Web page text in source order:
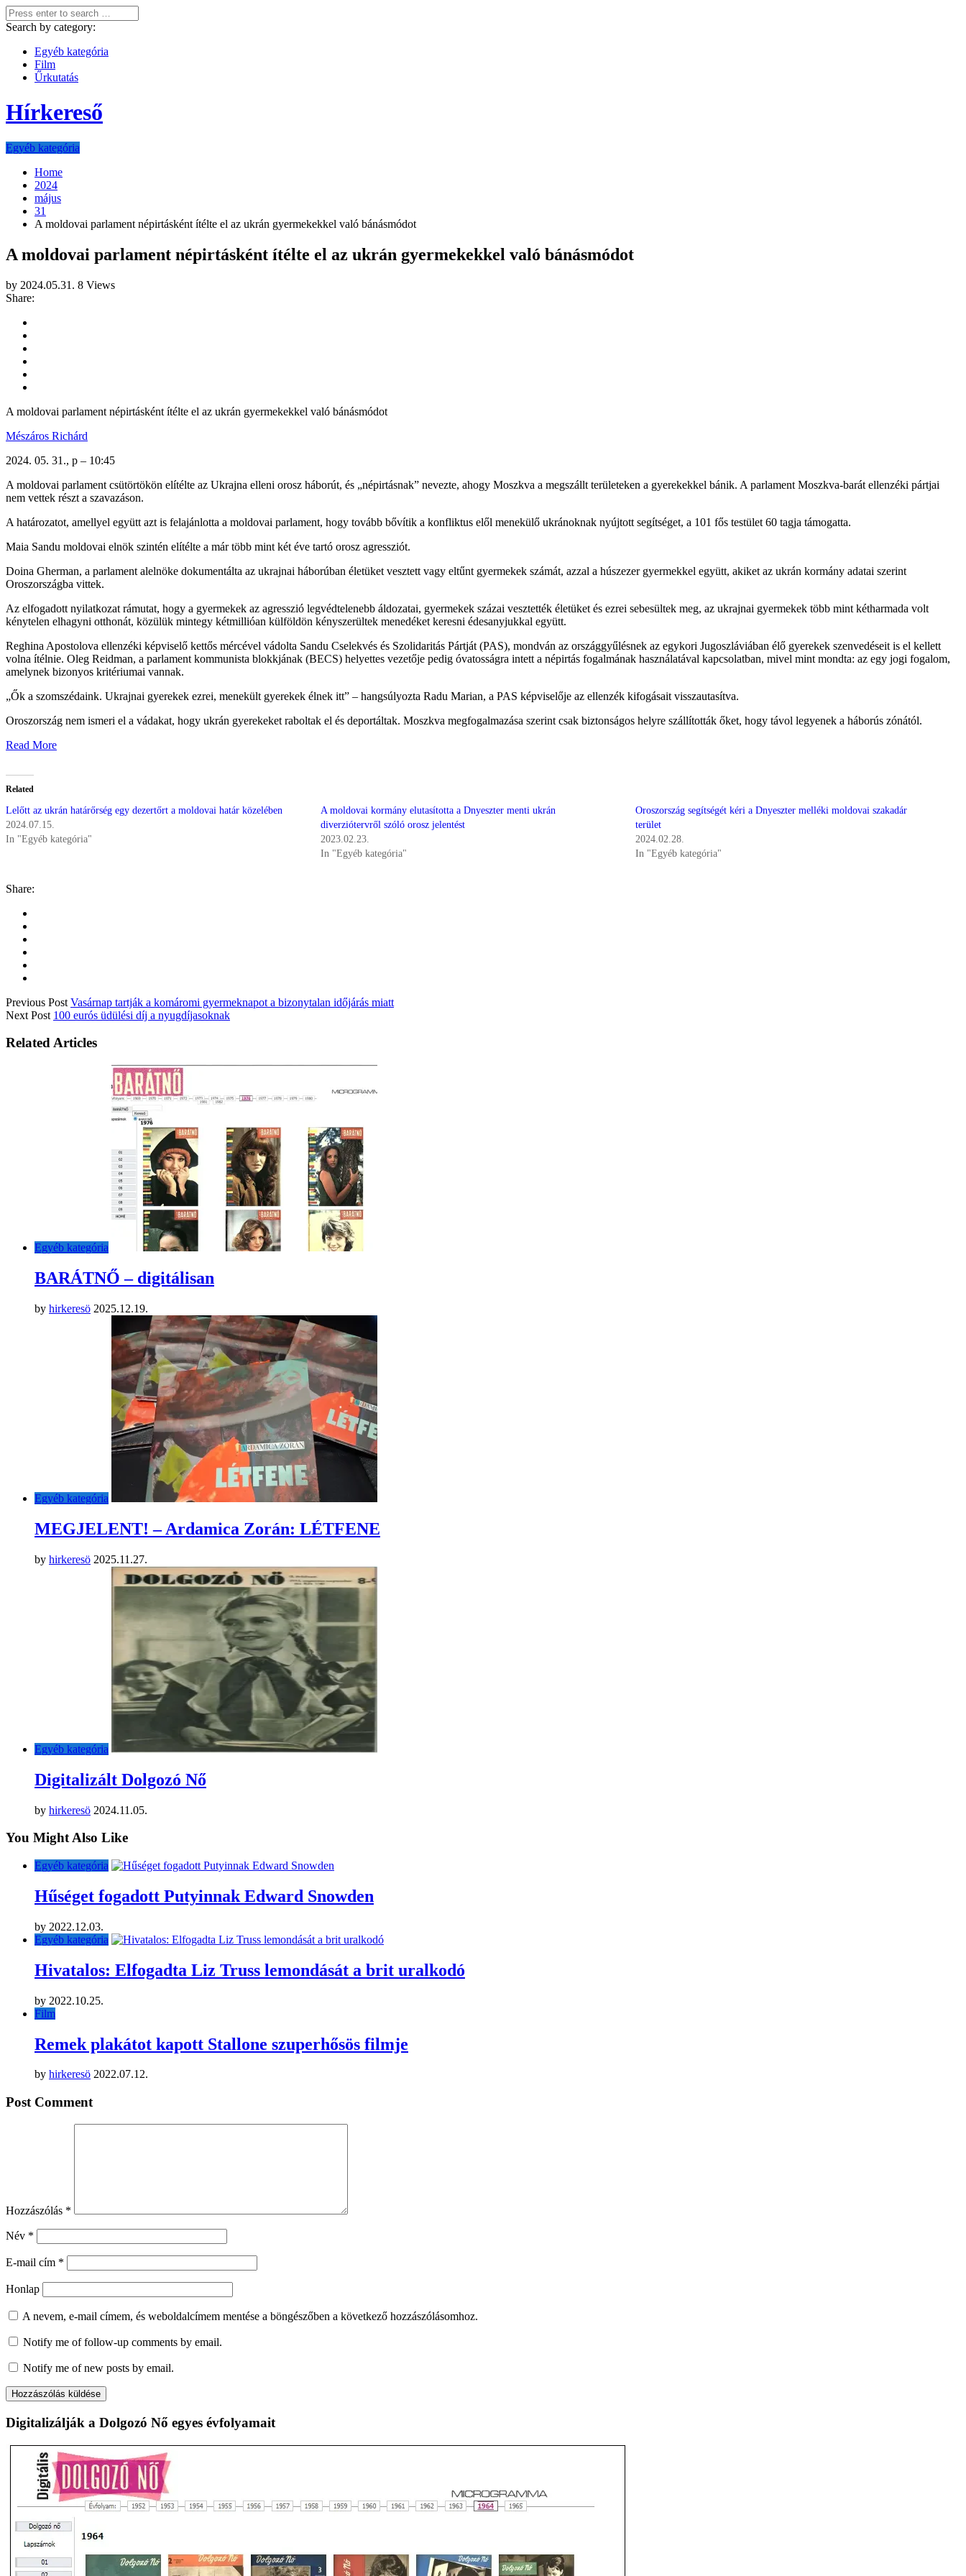
Search by category:
Egyéb kategória
Film
Űrkutatás
Hírkereső
Egyéb kategória
Home
2024
május
31
A moldovai parlament népirtásként ítélte el az ukrán gyermekekkel való bánásmódot
A moldovai parlament népirtásként ítélte el az ukrán gyermekekkel való bánásmódot
by 2024.05.31. 8 Views
Share:
A moldovai parlament népirtásként ítélte el az ukrán gyermekekkel való bánásmódot
Mészáros Richárd
2024. 05. 31., p – 10:45
A moldovai parlament csütörtökön elítélte az Ukrajna elleni orosz háborút, és „népirtásnak” nevezte, ahogy Moszkva a megszállt területeken a gyerekekkel bánik. A parlament Moszkva-barát ellenzéki pártjai
nem vettek részt a szavazáson.
A határozatot, amellyel együtt azt is felajánlotta a moldovai parlament, hogy tovább bővítik a konfliktus elől menekülő ukránoknak nyújtott segítséget, a 101 fős testület 60 tagja támogatta.
Maia Sandu moldovai elnök szintén elítélte a már több mint két éve tartó orosz agressziót.
Doina Gherman, a parlament alelnöke dokumentálta az ukrajnai háborúban életüket vesztett vagy eltűnt gyermekek számát, azzal a húszezer gyermekkel együtt, akiket az ukrán kormány adatai szerint
Oroszországba vittek.
Az elfogadott nyilatkozat rámutat, hogy a gyermekek az agresszió legvédtelenebb áldozatai, gyermekek százai vesztették életüket és ezrei sebesültek meg, az ukrajnai gyermekek több mint kétharmada volt
kénytelen elhagyni otthonát, közülük mintegy kétmillióan külföldön kényszerültek menedéket keresni édesanyjukkal együtt.
Reghina Apostolova ellenzéki képviselő kettős mércével vádolta Sandu Cselekvés és Szolidaritás Pártját (PAS), mondván az országgyűlésnek az egykori Jugoszláviában élő gyerekek szenvedéseit is el kellett
volna ítélnie. Oleg Reidman, a parlament kommunista blokkjának (BECS) helyettes vezetője pedig óvatosságra intett a népirtás fogalmának használatával kapcsolatban, mivel mint mondta: az egy jogi fogalom,
amelynek bizonyos kritériumai vannak.
„Ők a szomszédaink. Ukrajnai gyerekek ezrei, menekült gyerekek élnek itt” – hangsúlyozta Radu Marian, a PAS képviselője az ellenzék kifogásait visszautasítva.
Oroszország nem ismeri el a vádakat, hogy ukrán gyerekeket raboltak el és deportáltak. Moszkva megfogalmazása szerint csak biztonságos helyre szállították őket, hogy távol legyenek a háborús zónától.
Read More
Related
Lelőtt az ukrán határőrség egy dezertőrt a moldovai határ közelében
2024.07.15.
In "Egyéb kategória"
A moldovai kormány elutasította a Dnyeszter menti ukrán
diverziótervről szóló orosz jelentést
2023.02.23.
In "Egyéb kategória"
Oroszország segítségét kéri a Dnyeszter melléki moldovai szakadár
terület
2024.02.28.
In "Egyéb kategória"
Share:
Previous Post Vasárnap tartják a komáromi gyermeknapot a bizonytalan időjárás miatt
Next Post 100 eurós üdülési díj a nyugdíjasoknak
Related Articles
Egyéb kategória
BARÁTNŐ – digitálisan
by hirkeresö 2025.12.19.
Egyéb kategória
MEGJELENT! – Ardamica Zorán: LÉTFENE
by hirkeresö 2025.11.27.
Egyéb kategória
Digitalizált Dolgozó Nő
by hirkeresö 2024.11.05.
You Might Also Like
Egyéb kategória
Hűséget fogadott Putyinnak Edward Snowden
by 2022.12.03.
Egyéb kategória
Hivatalos: Elfogadta Liz Truss lemondását a brit uralkodó
by 2022.10.25.
Film
Remek plakátot kapott Stallone szuperhősös filmje
by hirkeresö 2022.07.12.
Post Comment
Hozzászólás *
Név *
E-mail cím *
Honlap
A nevem, e-mail címem, és weboldalcímem mentése a böngészőben a következő hozzászólásomhoz.
Notify me of follow-up comments by email.
Notify me of new posts by email.
Digitalizálják a Dolgozó Nő egyes évfolyamait